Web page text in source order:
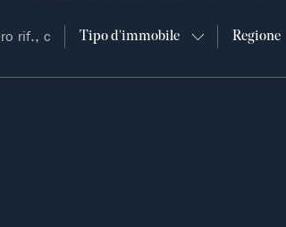
Tipo d'immobile Regione